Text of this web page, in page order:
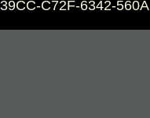
39CC-C72F-6342-560A